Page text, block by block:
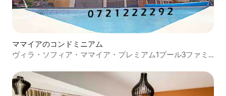
ママイアのコンドミニアム
ヴィラ・ソフィア・ママイア・プレミアム1プール3ファミ